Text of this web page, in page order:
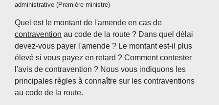
administrative (Première ministre)
Quel est le montant de l'amende en cas de
contravention au code de la route ? Dans quel délai
devez-vous payer l'amende ? Le montant est-il plus
élevé si vous payez en retard ? Comment contester
l'avis de contravention ? Nous vous indiquons les
principales règles à connaître sur les contraventions
au code de la route.